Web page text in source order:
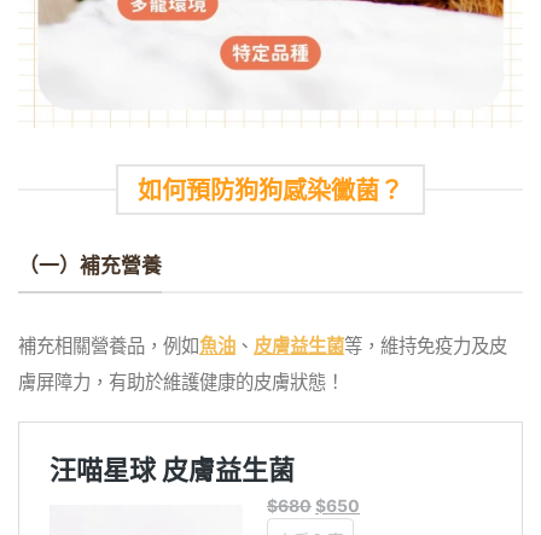
如何預防狗狗感染黴菌？
（一）補充營養
補充相關營養品，例如魚油 、 皮膚益生菌等，維持免疫力及皮
膚屏障力，有助於維護健康的皮膚狀態！